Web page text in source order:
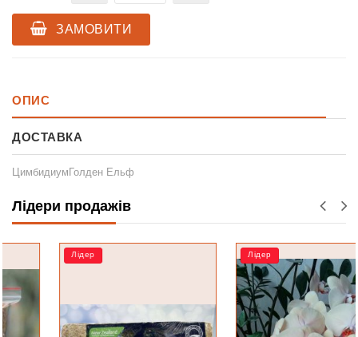
ЗАМОВИТИ
ОПИС
ДОСТАВКА
ЦимбидиумГолден Ельф
Лідери продажів